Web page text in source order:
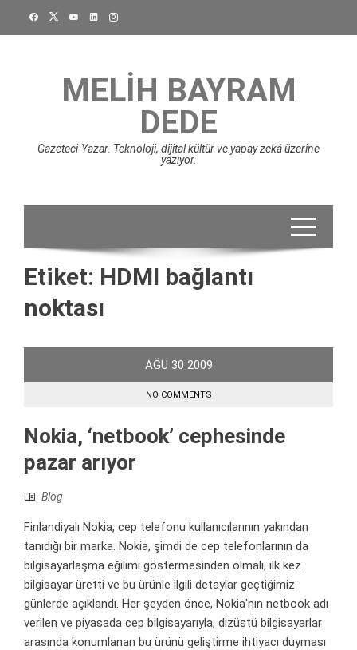
MELIH BAYRAM
DEDE
Gazeteci-Yazar. Teknoloji, dijital kültür ve yapay zekâ üzerine
yazıyor.
Etiket: HDMI bağlantı
noktası
AĞU 30 2009
NO COMMENTS
Nokia, ‘netbook’ cephesinde
pazar arıyor
Blog
Finlandiyalı Nokia, cep telefonu kullanıcılarının yakından
tanıdığı bir marka. Nokia, şimdi de cep telefonlarının da
bilgisayarlaşma eğilimi göstermesinden olmalı, ilk kez
bilgisayar üretti ve bu ürünle ilgili detaylar geçtiğimiz
günlerde açıklandı. Her şeyden önce, Nokia'nın netbook adı
verilen ve piyasada cep bilgisayarıyla, dizüstü bilgisayarlar
arasında konumlanan bu ürünü geliştirme ihtiyacı duyması